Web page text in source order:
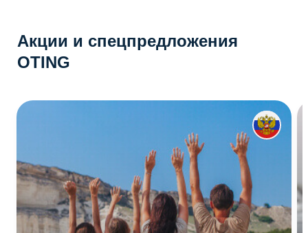
Акции и спецпредложения
OTING